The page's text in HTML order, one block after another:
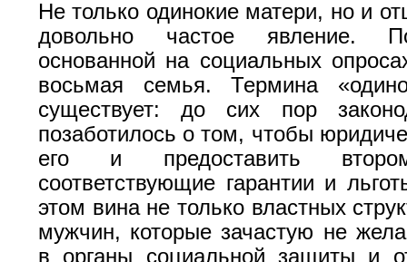
Не только одинокие матери, но и
довольно частое явление.
основанной на социальных
восьмая семья. Термина
существует: до сих пор
позаботилось о том, чтобы
его и предоставить
соответствующие гарантии и
этом вина не только властных
мужчин, которые зачастую не
в органы социальной защиты и